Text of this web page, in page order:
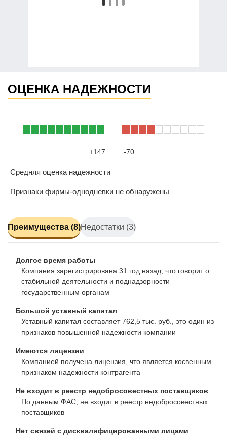
ОЦЕНКА НАДЕЖНОСТИ
+147 -70
Средняя оценка надежности
Признаки фирмы-однодневки не обнаружены
Преимущества (8)Недостатки (3)
Долгое время работы
Компания зарегистрирована 31 год назад, что говорит о
стабильной деятельности и поднадзорности
государственным органам
Большой уставный капитал
Уставный капитал составляет 762,5 тыс. руб., это один из
признаков повышенной надежности компании
Имеются лицензии
Компанией получена лицензия, что является косвенным
признаком надежности контрагента
Не входит в реестр недобросовестных поставщиков
По данным ФАС, не входит в реестр недобросовестных
поставщиков
Нет связей с дисквалифицированными лицами